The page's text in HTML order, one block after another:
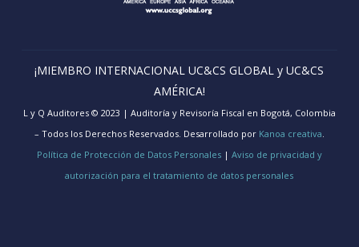
¡MIEMBRO INTERNACIONAL UC&CS GLOBAL y UC&CS
AMÉRICA!
L y Q Auditores © 2023 | Auditoría y Revisoría Fiscal en Bogotá, Colombia
– Todos los Derechos Reservados. Desarrollado por Kanoa creativa.
Política de Protección de Datos Personales| Aviso de privacidad y
autorización para el tratamiento de datos personales